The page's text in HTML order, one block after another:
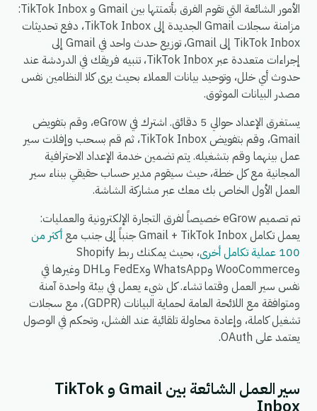
الأمور الشائعة التي تقوم الفرق بأتمتتها بين Gmail و TikTok Inbox:
مزامنة سجلات Gmail الجديدة إلى TikTok Inbox، دفع تحديثات
TikTok Inbox إلى Gmail، توزيع حدث واحد في Gmail إلى
إجراءات متعددة عبر TikTok Inbox، تنبيه فريقك في الدردشة عند
حدوث أي خلل، وتوحيد بيانات العملاء بحيث يرى كلا النظامين نفس
مصدر البيانات الموثوق.
يستغرق الإعداد حوالي 5 دقائق. اشترك في eGrow، وقم بتفويض
Gmail، وقم بتفويض TikTok Inbox، ثم قم بسحب وإفلات سير
عمل بينهما وقم بتشغيله. يتم تضمين خدمة الإعداد الاحترافية
المجانية مع كل خطة، حيث سيقوم مدير حساب حقيقي ببناء سير
العمل الأول الخاص بك معك عبر مشاركة الشاشة.
تم تصميم eGrow خصيصاً لفرق التجارة الإلكترونية والعمليات:
يعمل تكامل Gmail + TikTok Inbox جنباً إلى جنب مع
أكثر من
100 عملية تكامل أخرى
، بحيث يمكنك ربط Shopify
وWooCommerce وWhatsApp وFedEx وDHL وغيرها في
نفس سير العمل وقتما تشاء. كل شيء يعمل في بيئة واحدة آمنة
ومتوافقة مع اللائحة العامة لحماية البيانات (GDPR)، مع سجلات
تشغيل كاملة، وإعادة محاولة تلقائية عند الفشل، وتحكم في الوصول
يعتمد على OAuth.
سير العمل الشائعة بين Gmail و TikTok